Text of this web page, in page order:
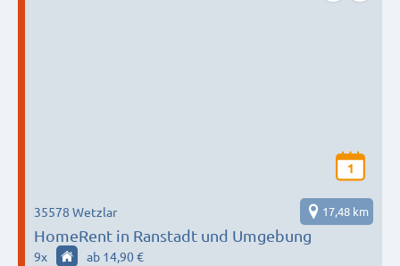
1
HomeRent in Ranstadt und Umgebung
35578 Wetzlar 17,48 km
9x ab 14,90 €